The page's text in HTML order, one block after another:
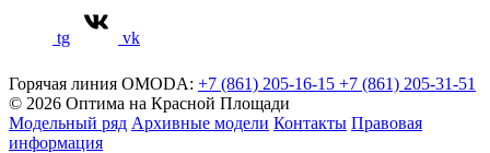
tg vk
Горячая линия OMODA: +7 (861) 205-16-15 +7 (861) 205-31-51
© 2026 Оптима на Красной Площади
Модельный ряд Архивные модели Контакты Правовая
информация